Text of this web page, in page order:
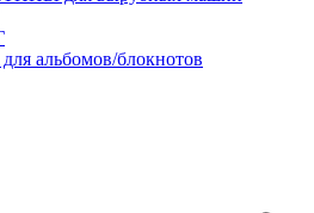
альбомов/блокнотов